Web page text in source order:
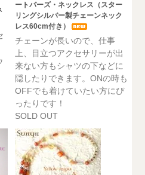
ートパーズ・ネックレス（スター
リングシルバー製チェーンネック
レス60cm付き）
チェーンが長いので、仕事
上、目立つアクセサリーが出
来ない方もシャツの下などに
隠したりできます。ONの時も
OFFでも着けていたい方にぴ
ったりです！
SOLD OUT